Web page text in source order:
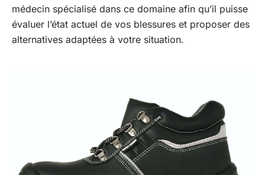
médecin spécialisé dans ce domaine afin qu’il puisse
évaluer l’état actuel de vos blessures et proposer des
alternatives adaptées à votre situation.